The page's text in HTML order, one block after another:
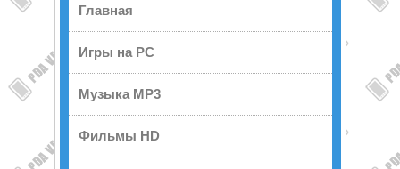
Главная
Игры на PC
Музыка MP3
Фильмы HD